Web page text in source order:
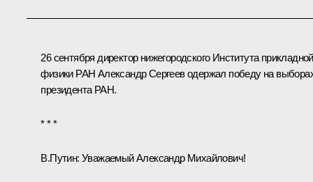
26 сентября директор нижегородского Института прикладной
физики РАН Александр Сергеев одержал победу на
президента РАН.
* * *
В.Путин: Уважаемый Александр Михайлович!